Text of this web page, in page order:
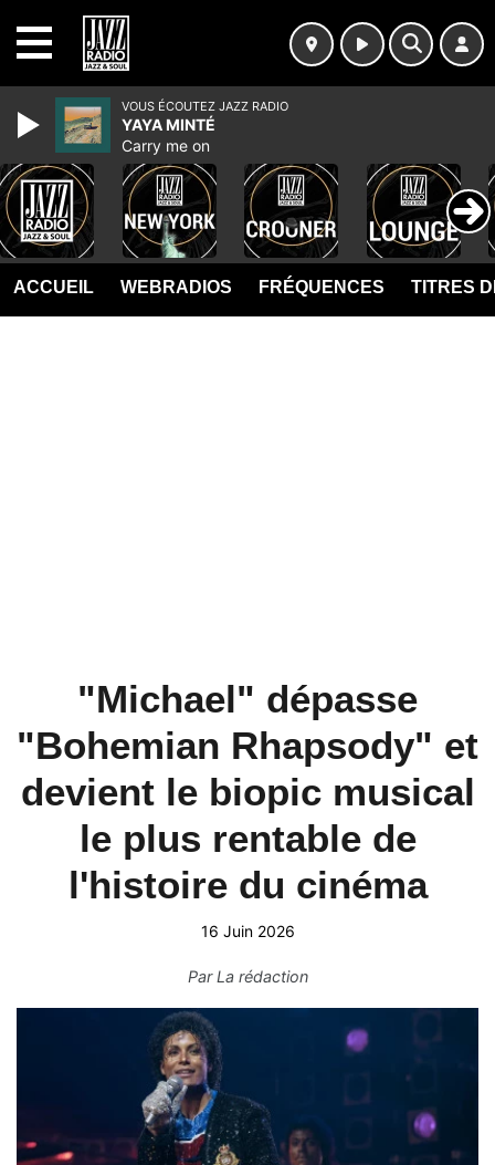
ACCUEIL WEBRADIOS FRÉQUENCES TITRES
"Michael" dépasse
"Bohemian Rhapsody" et
devient le biopic musical
le plus rentable de
l'histoire du cinéma
16 Juin 2026
ParLa rédaction
VOUS ÉCOUTEZ JAZZ RADIO
YAYA MINTÉ
Carry me on